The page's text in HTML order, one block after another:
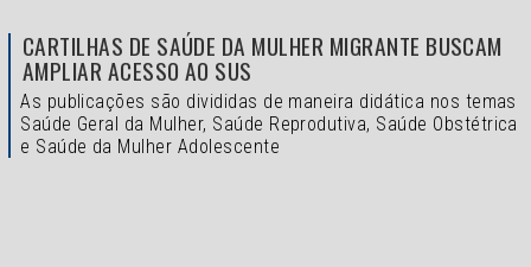
CARTILHAS DE SAÚDE DA MULHER MIGRANTE BUSCAM
AMPLIAR ACESSO AO SUS
As publicações são divididas de maneira didática nos temas
Saúde Geral da Mulher, Saúde Reprodutiva, Saúde Obstétrica
e Saúde da Mulher Adolescente